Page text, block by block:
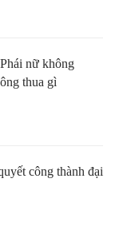
nữ không
thua gì
công thành đại